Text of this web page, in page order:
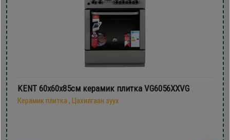
KENT 60х60x85см керамик плитка VG6056XXVG
Керамик плитка , Цахилгаан зуух